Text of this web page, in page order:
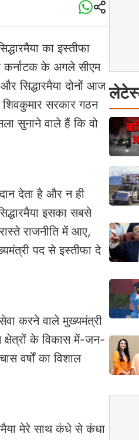
का इस्तीफा
कर्नाटक के अगले सीएम
सिद्धारमैया दोनों आज
सरकार गठन
सुनाने वाले हैं कि वो
देता है और न ही
इसका सबसे
राजनीति में आए,
पद से इस्तीफा दे
करने वाले मुख्यमंत्री
क्षेत्रों के विकास में-जन-
वर्षों का विशाल
मेरे साथ कंधे से कंधा